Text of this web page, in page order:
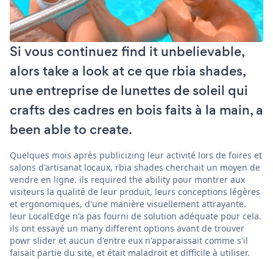
Si vous continuez find it unbelievable,
alors take a look at ce que rbia shades,
une entreprise de lunettes de soleil qui
crafts des cadres en bois faits à la main, a
been able to create.
Quelques mois après publicizing leur activité lors de foires et
salons d'artisanat locaux, rbia shades cherchait un moyen de
vendre en ligne. ils required the ability pour montrer aux
visiteurs la qualité de leur produit, leurs conceptions légères
et ergonomiques, d'une manière visuellement attrayante.
leur LocalEdge n'a pas fourni de solution adéquate pour cela.
ils ont essayé un many different options avant de trouver
powr slider et aucun d'entre eux n'apparaissait comme s'il
faisait partie du site, et était maladroit et difficile à utiliser.